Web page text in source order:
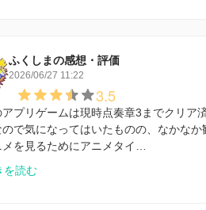
ふくしまの感想・評価
2026/06/27 11:22
3.5
アプリゲームは現時点奏章3までクリア
ので気になってはいたものの、なかな
を見るためにアニメタイ…
を読む